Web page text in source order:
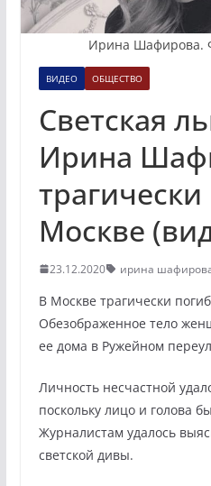
Ирина Шафирова.
ВИДЕО ОБЩЕСТВО
Светская
Ирина
Москве
23.12.2020 ирина
В Москве трагически
Обезображенное тело
ее дома в Ружейном
Личность несчастной
поскольку лицо и голова
Журналистам удалось
светской дивы.